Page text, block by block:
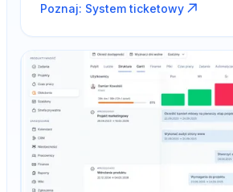
Poznaj: System ticketowy